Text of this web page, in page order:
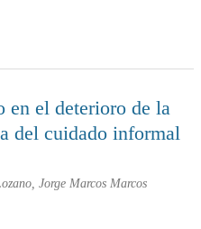
en el deterioro de la
del cuidado informal
Jorge Marcos Marcos